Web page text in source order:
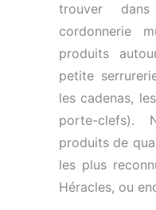
trouver
cordonnerie
produits
petite
les cadenas,
porte-clefs).
produits de
les plus
Héracles, ou